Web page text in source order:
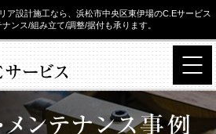
ア設計施工なら、浜松市中央区東伊場のC.Eサービス
ンス/組み立て/調整/据付も承ります。